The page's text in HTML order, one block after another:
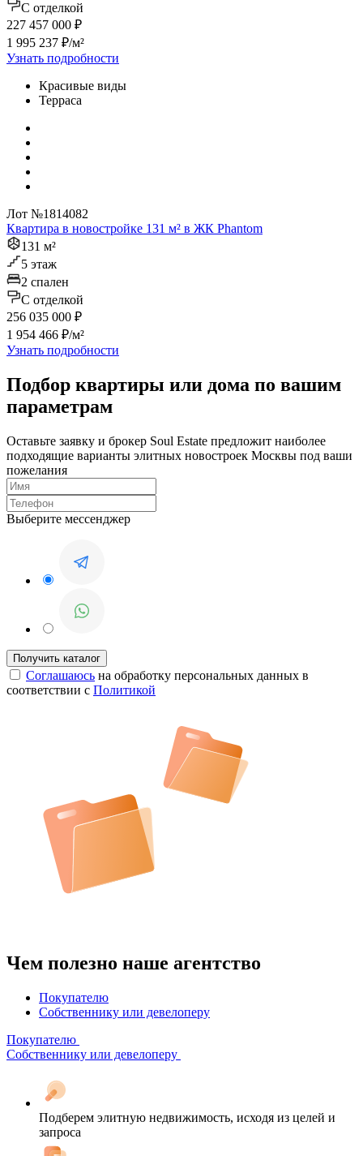
C отделкой
227 457 000 ₽
1 995 237 ₽/м²
Узнать подробности
Красивые виды
Терраса
Лот №1814082
Квартира в новостройке 131 м² в ЖК Phantom
131 м²
5 этаж
2 спален
C отделкой
256 035 000 ₽
1 954 466 ₽/м²
Узнать подробности
Подбор квартиры или дома по вашим
параметрам
Оставьте заявку и брокер Soul Estate предложит наиболее
подходящие варианты элитных новостроек Москвы под ваши
пожелания
Выберите мессенджер
Соглашаюсь на обработку персональных данных в
соответствии с Политикой
Чем полезно наше агентство
Покупателю
Собственнику или девелоперу
Покупателю
Собственнику или девелоперу
Подберем элитную недвижимость, исходя из целей и
запроса